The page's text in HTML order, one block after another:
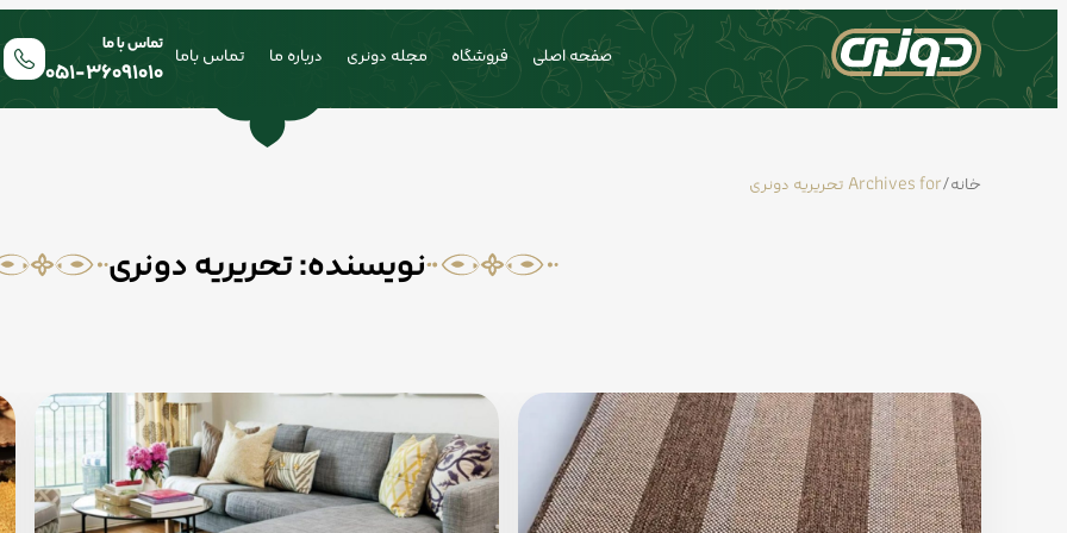
صفحه اصلی فروشگاه مجله دونری درباره ما تماس باما تماس با ما
051-36091010
خانه/Archives for تحریریه دونری
نویسنده:تحریریه دونری